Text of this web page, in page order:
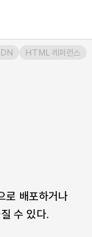
로 배포하거나
수 있다.
HTML 레퍼런스